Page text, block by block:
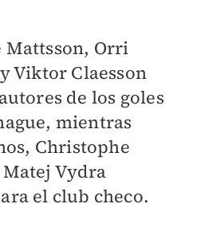
Mattsson, Orri
Viktor Claesson
de los goles
mientras
Christophe
Matej Vydra
el club checo.